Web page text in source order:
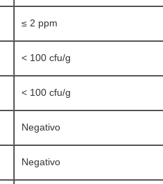
≤ 2 ppm
< 100 cfu/g
< 100 cfu/g
Negativo
Negativo